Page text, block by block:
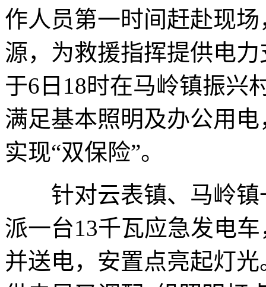
作人员第一时间赶赴现
源，为救援指挥提供电
于6日18时在马岭镇振兴
满足基本照明及办公用
实现“双保险”。
针对云表镇、马岭镇
派一台13千瓦应急发电
并送电，安置点亮起灯